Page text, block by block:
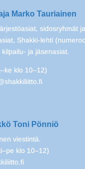
Marko Tauriainen
sidosryhmät ja
Shakki-lehti
ja jäsenasiat.
klo 10–12)
Toni Pönniö
viestintä.
klo 10–12)